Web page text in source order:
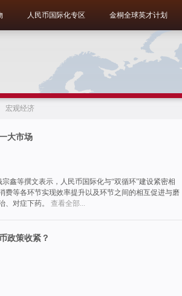
人民币国际化专区 金桐全球英才计划
宏观经济
大市场
鑫等撰文表示，人民币国际化与“双循环”建设紧密相
费等各环节实现效率提升以及环节之间的相互促进与磨
对症下药。
查看全部...
政策收紧？